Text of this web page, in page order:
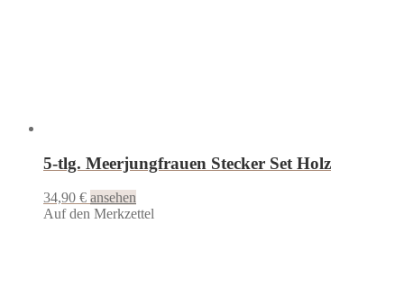
5-tlg. Meerjungfrauen Stecker Set Holz
34,90 € ansehen
Auf den Merkzettel